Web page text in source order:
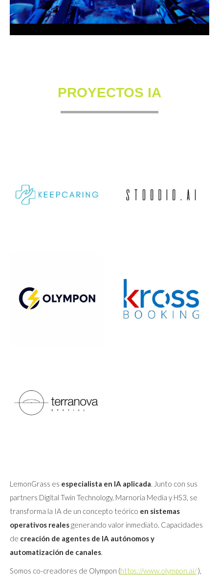
PROYECTOS IA
LemonGrass es especialista en IA aplicada. Junto con sus
partners Digital Twin Technology, Marnoria Media y HS3, se
transforma la IA de un concepto teórico en sistemas
operativos realesgenerando valor inmediato. Capacidades
de creación de agentes de IA autónomos y
automatización de canales.
Somos co-creadores de Olympon (https://www.olympon.ai/),